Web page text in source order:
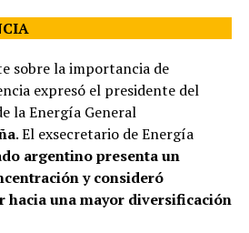
sobre la importancia de
expresó el presidente del
la Energía General
. El exsecretario de Energía
argentino presenta un
y consideró
hacia una mayor diversificación